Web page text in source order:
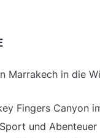
Marrakech in die
Fingers Canyon
und Abenteuer